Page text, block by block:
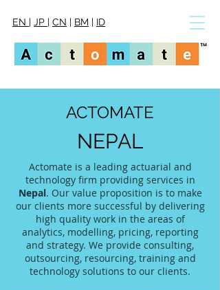
EN | JP | CN | BM | ID
ACTOMATE
NEPAL
Actomate is a leading actuarial and
technology firm providing services in
Nepal. Our value proposition is to make
our clients more successful by delivering
high quality work in the areas of
analytics, modelling, pricing, reporting
and strategy. We provide consulting,
outsourcing, resourcing, training and
technology solutions to our clients.